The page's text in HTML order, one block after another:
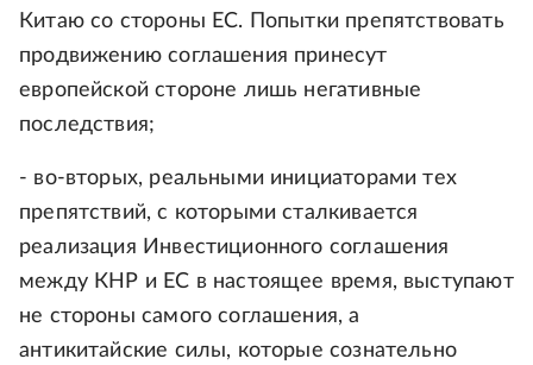
Китаю со стороны ЕС. Попытки препятствовать
продвижению соглашения принесут
европейской стороне лишь негативные
последствия;
- во-вторых, реальными инициаторами тех
препятствий, с которыми сталкивается
реализация Инвестиционного соглашения
между КНР и ЕС в настоящее время, выступают
не стороны самого соглашения, а
антикитайские силы, которые сознательно